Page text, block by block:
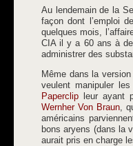
Au lendemain de la
façon dont l’emploi
quelques mois,
CIA il y a 60 ans à
administrer des
Même dans la
veulent manipuler
Paperclip leur ayant
Wernher Von Braun,
américains
bons aryens (dans la
aurait pris en charge